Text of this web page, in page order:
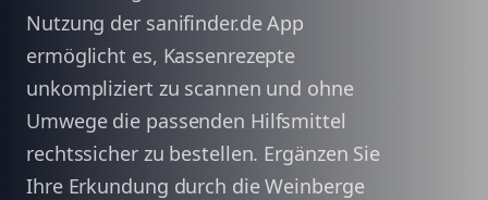
Nutzung der sanifinder.de App
ermöglicht es, Kassenrezepte
unkompliziert zu scannen und ohne
Umwege die passenden Hilfsmittel
rechtssicher zu bestellen. Ergänzen Sie
Ihre Erkundung durch die Weinberge